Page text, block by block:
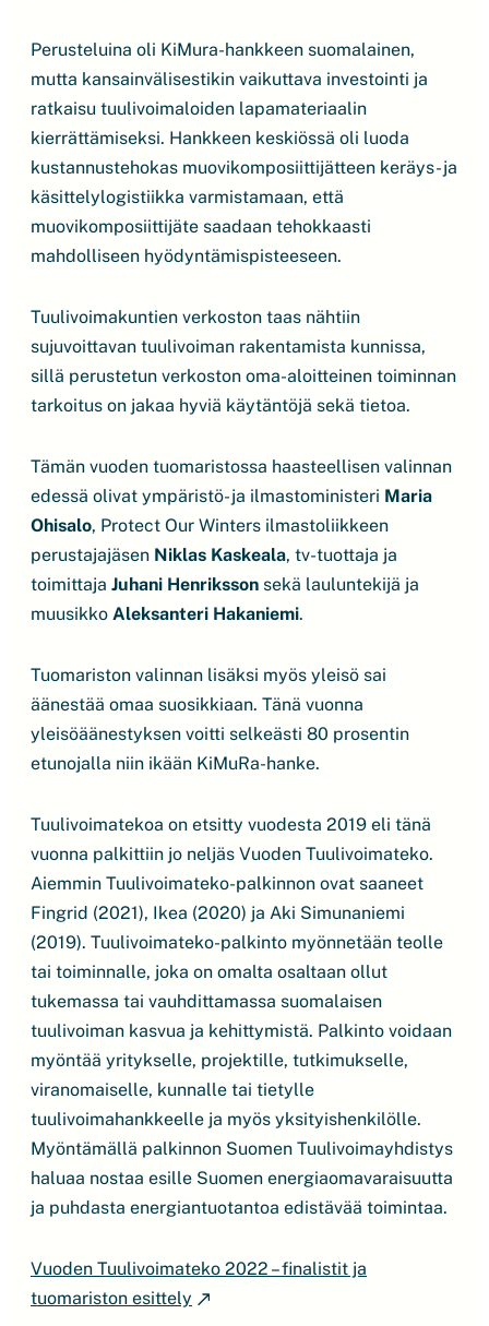
Perusteluina oli KiMura-hankkeen suomalainen,
mutta kansainvälisestikin vaikuttava investointi ja
ratkaisu tuulivoimaloiden lapamateriaalin
kierrättämiseksi. Hankkeen keskiössä oli luoda
kustannustehokas muovikomposiittijätteen keräys- ja
käsittelylogistiikka varmistamaan, että
muovikomposiittijäte saadaan tehokkaasti
mahdolliseen hyödyntämispisteeseen.
Tuulivoimakuntien verkoston taas nähtiin
sujuvoittavan tuulivoiman rakentamista kunnissa,
sillä perustetun verkoston oma-aloitteinen toiminnan
tarkoitus on jakaa hyviä käytäntöjä sekä tietoa.
Tämän vuoden tuomaristossa haasteellisen valinnan
edessä olivat ympäristö- ja ilmastoministeri Maria
Ohisalo, Protect Our Winters ilmastoliikkeen
perustajajäsen Niklas Kaskeala, tv-tuottaja ja
toimittaja Juhani Henriksson sekä lauluntekijä ja
muusikko Aleksanteri Hakaniemi.
Tuomariston valinnan lisäksi myös yleisö sai
äänestää omaa suosikkiaan. Tänä vuonna
yleisöäänestyksen voitti selkeästi 80 prosentin
etunojalla niin ikään KiMuRa-hanke.
Tuulivoimatekoa on etsitty vuodesta 2019 eli tänä
vuonna palkittiin jo neljäs Vuoden Tuulivoimateko.
Aiemmin Tuulivoimateko-palkinnon ovat saaneet
Fingrid (2021), Ikea (2020) ja Aki Simunaniemi
(2019). Tuulivoimateko-palkinto myönnetään teolle
tai toiminnalle, joka on omalta osaltaan ollut
tukemassa tai vauhdittamassa suomalaisen
tuulivoiman kasvua ja kehittymistä. Palkinto voidaan
myöntää yritykselle, projektille, tutkimukselle,
viranomaiselle, kunnalle tai tietylle
tuulivoimahankkeelle ja myös yksityishenkilölle.
Myöntämällä palkinnon Suomen Tuulivoimayhdistys
haluaa nostaa esille Suomen energiaomavaraisuutta
ja puhdasta energiantuotantoa edistävää toimintaa.
Vuoden Tuulivoimateko 2022 – finalistit ja
tuomariston esittely